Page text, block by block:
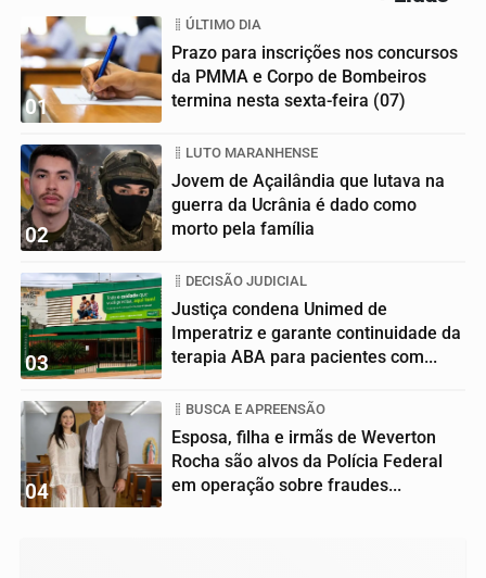
01
ÚLTIMO DIA
Prazo para inscrições nos concursos
da PMMA e Corpo de Bombeiros
termina nesta sexta-feira (07)
02
LUTO MARANHENSE
Jovem de Açailândia que lutava na
guerra da Ucrânia é dado como
morto pela família
03
DECISÃO JUDICIAL
Justiça condena Unimed de
Imperatriz e garante continuidade da
terapia ABA para pacientes com...
04
BUSCA E APREENSÃO
Esposa, filha e irmãs de Weverton
Rocha são alvos da Polícia Federal
em operação sobre fraudes...